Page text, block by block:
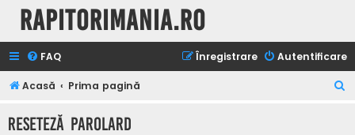
Rapitorimania.ro
FAQ Autentificare
Înregistrare
Acasă Prima pagină
Reseteză parolard